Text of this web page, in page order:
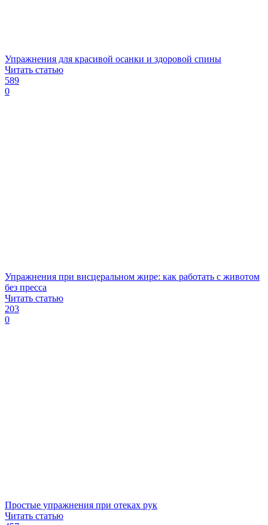
Упражнения для красивой осанки и здоровой спины
Читать статью
589
0
Упражнения при висцеральном жире: как работать с животом
без пресса
Читать статью
203
0
Простые упражнения при отеках рук
Читать статью